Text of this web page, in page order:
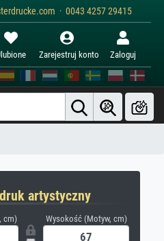
· 0043 4257 29415
Zarejestruj konto Zaloguj
artystyczny
cm) Wysokość (Motyw, cm)